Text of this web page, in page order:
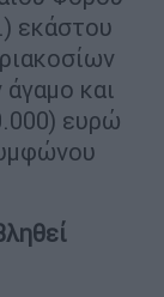
εκάστου
και
ευρώ